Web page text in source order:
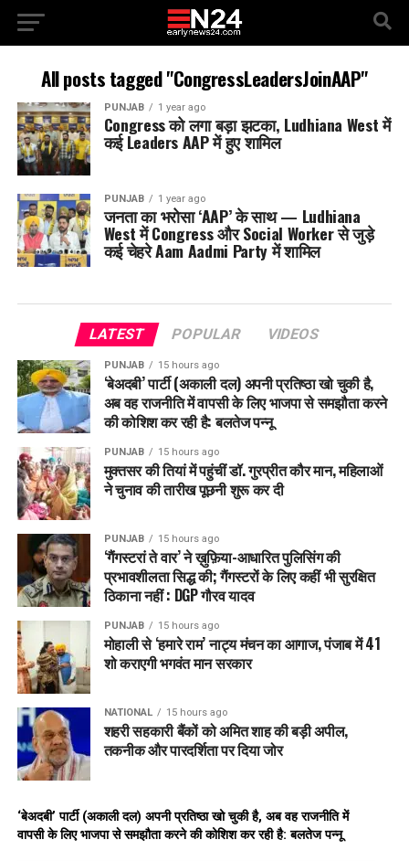
All posts tagged "CongressLeadersJoinAAP"
PUNJAB 1 year ago
Congress को लगा बड़ा झटका, Ludhiana West में
कई Leaders AAP में हुए शामिल
PUNJAB 1 year ago
जनता का भरोसा ‘AAP’ के साथ — Ludhiana
West में Congress और Social Worker से जुड़े
कई चेहरे Aam Aadmi Party में शामिल
LATEST POPULAR VIDEOS
PUNJAB 15 hours ago
‘बेअदबी’ पार्टी (अकाली दल) अपनी प्रतिष्ठा खो चुकी है,
अब वह राजनीति में वापसी के लिए भाजपा से समझौता करने
की कोशिश कर रही है: बलतेज पन्नू
PUNJAB 15 hours ago
मुक्तसर की तियां में पहुंचीं डॉ. गुरप्रीत कौर मान, महिलाओं
ने चुनाव की तारीख पूछनी शुरू कर दी
PUNJAB 15 hours ago
‘गैंगस्टरां ते वार’ ने ख़ुफ़िया-आधारित पुलिसिंग की
प्रभावशीलता सिद्ध की; गैंगस्टरों के लिए कहीं भी सुरक्षित
ठिकाना नहीं : DGP गौरव यादव
PUNJAB 15 hours ago
मोहाली से ‘हमारे राम’ नाट्य मंचन का आगाज, पंजाब में 41
शो कराएगी भगवंत मान सरकार
NATIONAL 15 hours ago
शहरी सहकारी बैंकों को अमित शाह की बड़ी अपील,
तकनीक और पारदर्शिता पर दिया जोर
‘बेअदबी’ पार्टी (अकाली दल) अपनी प्रतिष्ठा खो चुकी है, अब वह राजनीति में
वापसी के लिए भाजपा से समझौता करने की कोशिश कर रही है: बलतेज पन्नू